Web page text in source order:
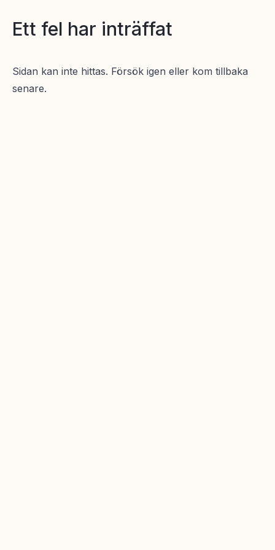
Ett fel har inträffat
Sidan kan inte hittas. Försök igen eller kom tillbaka
senare.